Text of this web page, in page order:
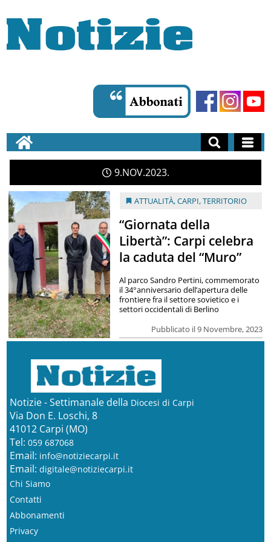
9 NOV 2023
ATTUALITÀ,CARPI,TERRITORIO
“Giornata della
Libertà”: Carpi celebra
la caduta del “Muro”
Pubblicato il 9 Novembre, 2023
Al parco Sandro Pertini, commemorato
il 34°anniversario dell’apertura delle
frontiere fra il settore sovietico e i
settori occidentali di Berlino
Notizie - Settimanale della Diocesi di Carpi
Via Don E. Loschi, 8
41012 Carpi (MO)
Tel: 059 687068
Email: info@notiziecarpi.it
Email: digitale@notiziecarpi.it
Chi Siamo
Contatti
Abbonamenti
Privacy